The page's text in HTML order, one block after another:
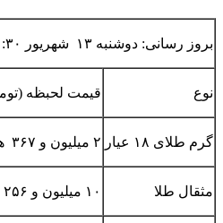
بروز رسانی: دوشنبه ۱۳ شهریور ۱۱:۳۰
نوع قیمت لحبظه
گرم طلای ۱۸ عیار ۲ میلیون و ۳۶۷ هزار
مثقال طلا ۱۰ میلیون و ۲۵۶ هزار